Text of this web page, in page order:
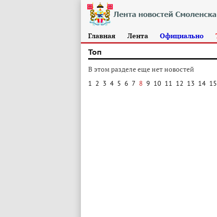
Главная Лента Официально
Топ
В этом разделе еще нет новостей
1 2 3 4 5 6 7 8 9 10 11 12 13 14 15